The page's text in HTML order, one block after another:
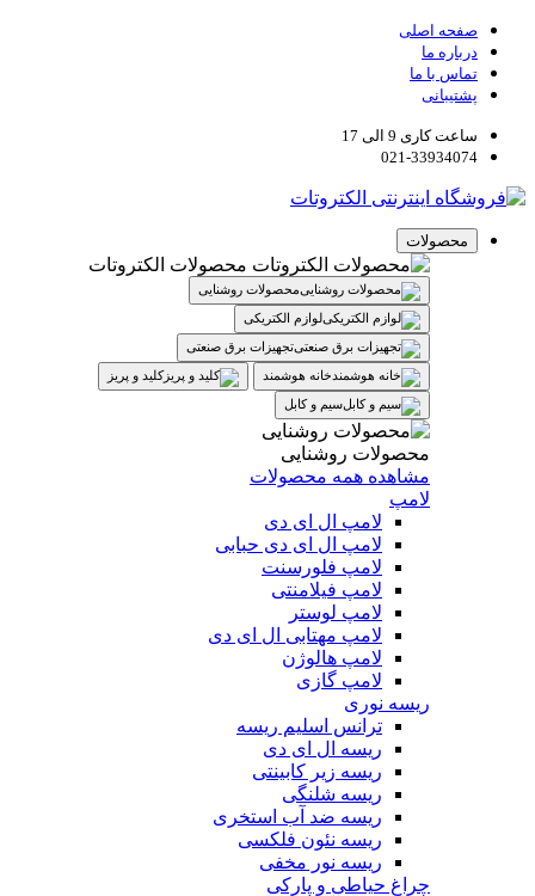
صفحه اصلی
درباره ما
تماس با ما
پشتیبانی
ساعت کاری 9 الی 17
021-33934074
محصولات
محصولات الکتروتات
محصولات روشنایی
لوازم الکتریکی
تجهیزات برق صنعتی
خانه هوشمند
کلید و پریز
سیم و کابل
محصولات روشنایی
مشاهده همه محصولات
لامپ
لامپ ال ای دی
لامپ ال ای دی حبابی
لامپ فلورسنت
لامپ فیلامنتی
لامپ لوستر
لامپ مهتابی ال ای دی
لامپ هالوژن
لامپ گازی
ریسه نوری
ترانس اسلیم ریسه
ریسه ال ای دی
ریسه زیر کابینتی
ریسه شلنگی
ریسه ضد آب استخری
ریسه نئون فلکسی
ریسه نور مخفی
چراغ حیاطی و پارکی